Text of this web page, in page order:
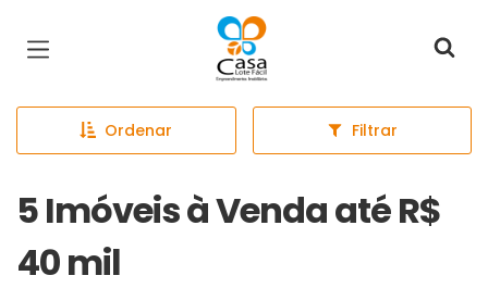
Página inicial
Ordenar Filtrar
5 Imóveis à Venda até R$
40 mil